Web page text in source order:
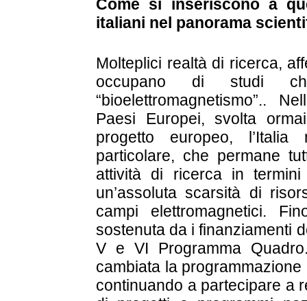
Come si inseriscono a
italiani nel panorama
Molteplici realtà di ricerca,
occupano di studi
“bioelettromagnetismo”..
Paesi Europei, svolta
progetto europeo, l’Italia
particolare, che permane
attività di ricerca in
un’assoluta scarsità di
campi elettromagnetici.
sostenuta da i finanziamenti
V e VI Programma
cambiata la
continuando a partecipare a